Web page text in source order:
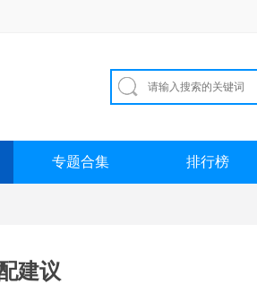
专题合集 排行榜
建议